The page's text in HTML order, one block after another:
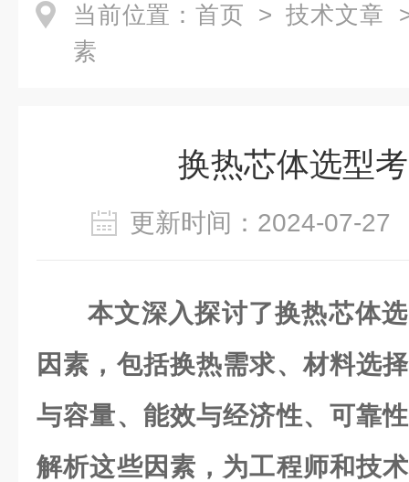
当前位置： 首页 > 技术文章
素
换热芯体选型
更新时间：2024-07-
本文深入探讨了换热芯体
因素，包括换热需求、材料选
与容量、能效与经济性、可靠
解析这些因素，为工程师和技